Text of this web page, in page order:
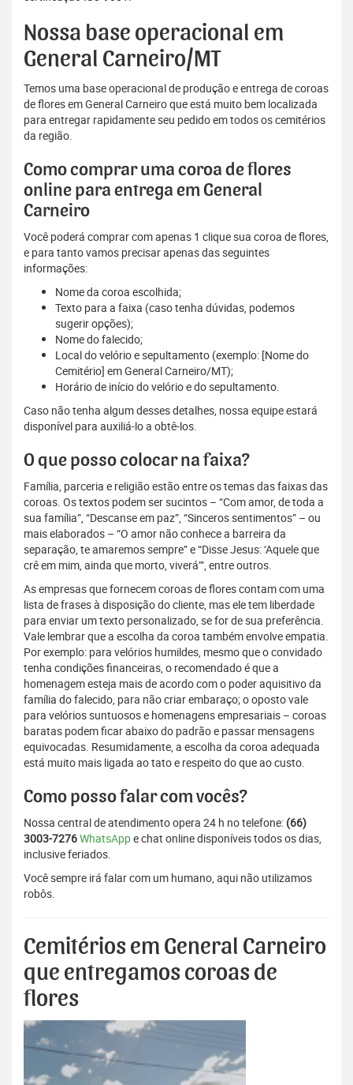
Nossa base operacional em
General Carneiro/MT
Temos uma base operacional de produção e entrega de coroas
de flores em General Carneiro que está muito bem localizada
para entregar rapidamente seu pedido em todos os cemitérios
da região.
Como comprar uma coroa de flores
online para entrega em General
Carneiro
Você poderá comprar com apenas 1 clique sua coroa de flores,
e para tanto vamos precisar apenas das seguintes
informações:
Nome da coroa escolhida;
Texto para a faixa (caso tenha dúvidas, podemos
sugerir opções);
Nome do falecido;
Local do velório e sepultamento (exemplo: [Nome do
Cemitério] em General Carneiro/MT);
Horário de início do velório e do sepultamento.
Caso não tenha algum desses detalhes, nossa equipe estará
disponível para auxiliá-lo a obtê-los.
O que posso colocar na faixa?
Família, parceria e religião estão entre os temas das faixas das
coroas. Os textos podem ser sucintos – “Com amor, de toda a
sua família”, “Descanse em paz”, “Sinceros sentimentos” – ou
mais elaborados – “O amor não conhece a barreira da
separação, te amaremos sempre” e “Disse Jesus: ‘Aquele que
crê em mim, ainda que morto, viverá’”, entre outros.
As empresas que fornecem coroas de flores contam com uma
lista de frases à disposição do cliente, mas ele tem liberdade
para enviar um texto personalizado, se for de sua preferência.
Vale lembrar que a escolha da coroa também envolve empatia.
Por exemplo: para velórios humildes, mesmo que o convidado
tenha condições financeiras, o recomendado é que a
homenagem esteja mais de acordo com o poder aquisitivo da
família do falecido, para não criar embaraço; o oposto vale
para velórios suntuosos e homenagens empresariais – coroas
baratas podem ficar abaixo do padrão e passar mensagens
equivocadas. Resumidamente, a escolha da coroa adequada
está muito mais ligada ao tato e respeito do que ao custo.
Como posso falar com vocês?
Nossa central de atendimento opera 24 h no telefone: (66)
3003-7276WhatsAppe chat online disponíveis todos os dias,
inclusive feriados.
Você sempre irá falar com um humano, aqui não utilizamos
robôs.
Cemitérios em General Carneiro
que entregamos coroas de
flores